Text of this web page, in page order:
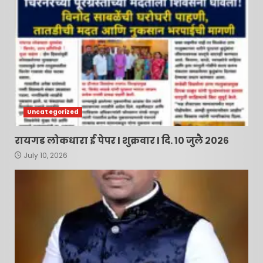
Uncategorized
रायगड लोकधारा ई पेपर l शुक्रवार l दि. १० जुलै २०२६
July 10, 2026